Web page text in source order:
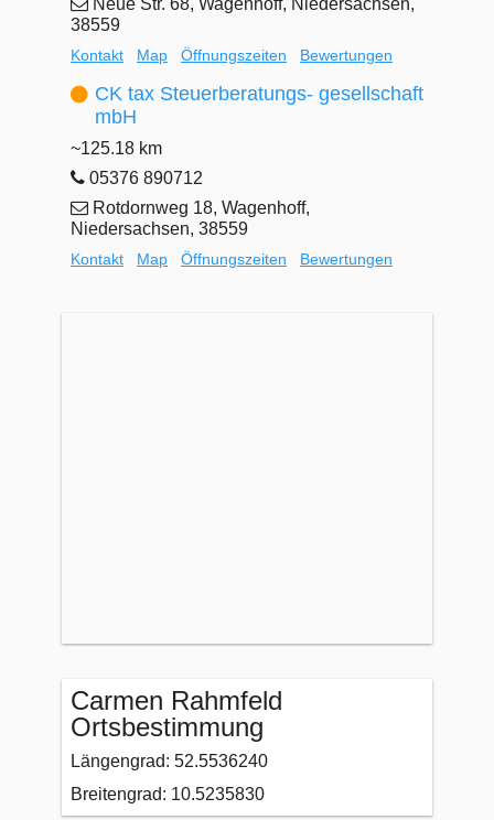
Neue Str. 68, Wagenhoff, Niedersachsen,
38559
Kontakt Map Öffnungszeiten Bewertungen
CK tax Steuerberatungs- gesellschaft
mbH
~125.18 km
05376 890712
Rotdornweg 18, Wagenhoff,
Niedersachsen, 38559
Kontakt Map Öffnungszeiten Bewertungen
Carmen Rahmfeld
Ortsbestimmung
Längengrad: 52.5536240
Breitengrad: 10.5235830